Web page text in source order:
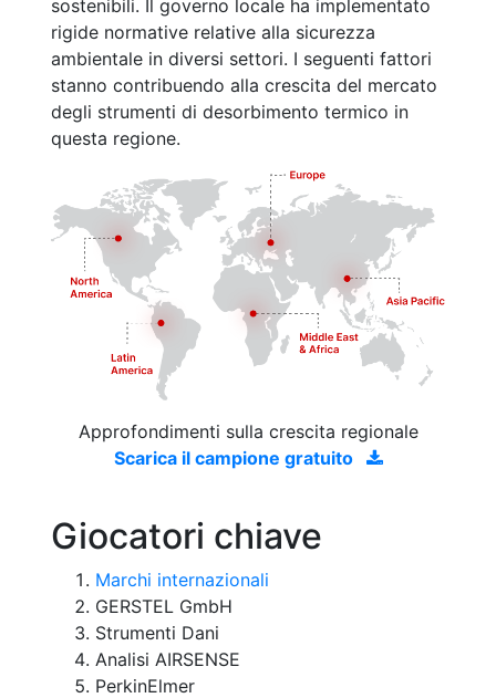
sostenibili. Il governo locale ha implementato
rigide normative relative alla sicurezza
ambientale in diversi settori. I seguenti fattori
stanno contribuendo alla crescita del mercato
degli strumenti di desorbimento termico in
questa regione.
Approfondimenti sulla crescita regionale
Scarica il campione gratuito
Giocatori chiave
Marchi internazionali
GERSTEL GmbH
Strumenti Dani
Analisi AIRSENSE
PerkinElmer